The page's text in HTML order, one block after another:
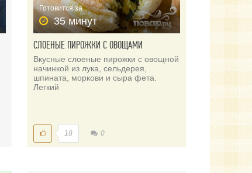
Готовится за
35 минут
СЛОЕНЫЕ ПИРОЖКИ С ОВОЩАМИ
Вкусные слоеные пирожки с овощной
начинкой из лука, сельдерея,
шпината, моркови и сыра фета.
Легкий
18 0